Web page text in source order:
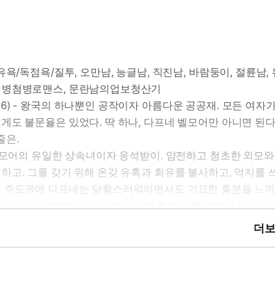
/독점욕/질투, 오만남, 능글남, 직진남, 바람둥이, 절륜
첨병로맨스, 문란남의업보청산기
- 왕국의 하나뿐인 공작이자 아름다운 공공재. 모든 여
도 불문율은 있었다. 딱 하나, 다프네 벨모어만 아니면
은.
의 유일한 상속녀이자 응석받이. 얌전하고 청초한 외모
고. 그를 갖기 위해 온갖 유혹과 회유를 불사하고, 억지
도권에 다프네는 당황스러워하면서도 기묘한 흥분을 느끼
가도, 또 격렬하게 붙어먹는 염병 첨병 배틀 연애가 보고 싶
더